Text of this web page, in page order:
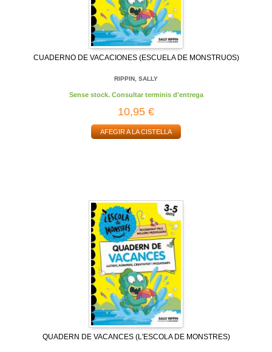
CUADERNO DE VACACIONES (ESCUELA DE MONSTRUOS)
RIPPIN, SALLY
Sense stock. Consultar terminis d'entrega
10,95 €
AFEGIR A LA CISTELLA
QUADERN DE VACANCES (L'ESCOLA DE MONSTRES)